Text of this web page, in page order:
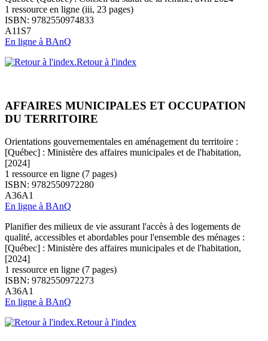
1 ressource en ligne (iii, 23 pages)
ISBN: 9782550974833
A11S7
En ligne à BAnQ
Retour à l'index
AFFAIRES MUNICIPALES ET OCCUPATION
DU TERRITOIRE
Orientations gouvernementales en aménagement du territoire :
[Québec] : Ministère des affaires municipales et de l'habitation,
[2024]
1 ressource en ligne (7 pages)
ISBN: 9782550972280
A36A1
En ligne à BAnQ
Planifier des milieux de vie assurant l'accès à des logements de
qualité, accessibles et abordables pour l'ensemble des ménages :
[Québec] : Ministère des affaires municipales et de l'habitation,
[2024]
1 ressource en ligne (7 pages)
ISBN: 9782550972273
A36A1
En ligne à BAnQ
Retour à l'index